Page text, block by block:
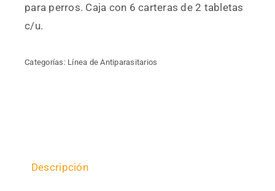
para perros. Caja con 6 carteras de 2 tabletas
c/u.
Categorías: Línea de Antiparasitarios
Descripción